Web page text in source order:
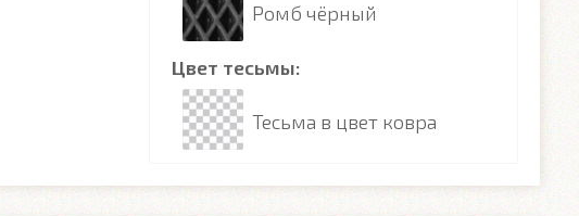
Ромб чёрный
Цвет тесьмы:
Тесьма в цвет ковра